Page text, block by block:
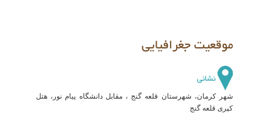
موقعیت جغرافیایی
نشانی
شهر کرمان، شهرستان قلعه گنج ، مقابل دانشگاه پیام نور، هتل
کپری قلعه گنج